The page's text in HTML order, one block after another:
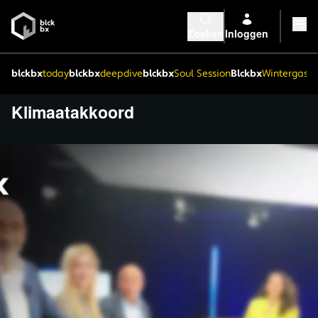
Inloggen
blckbxtodayblckbxdeepdiveblckbxSoul SessionBlckbx
Klimaatakkoord